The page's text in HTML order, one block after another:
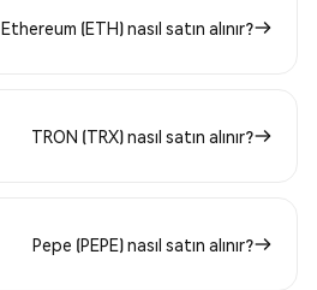
Ethereum (ETH) nasıl satın alınır?
TRON (TRX) nasıl satın alınır?
Pepe (PEPE) nasıl satın alınır?